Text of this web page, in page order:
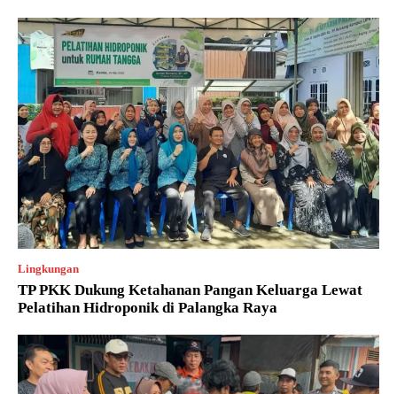
Lingkungan
TP PKK Dukung Ketahanan Pangan Keluarga Lewat
Pelatihan Hidroponik di Palangka Raya